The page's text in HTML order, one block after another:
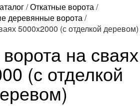
/Откатные ворота/
деревянные ворота/
5000x2000 (с отделкой деревом)
на сваях
(с отделкой